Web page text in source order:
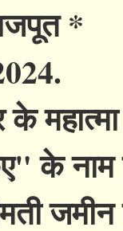
*
के
के नाम
जमीन